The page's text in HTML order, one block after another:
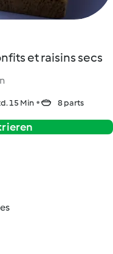
et raisins secs
15 Min 8 parts